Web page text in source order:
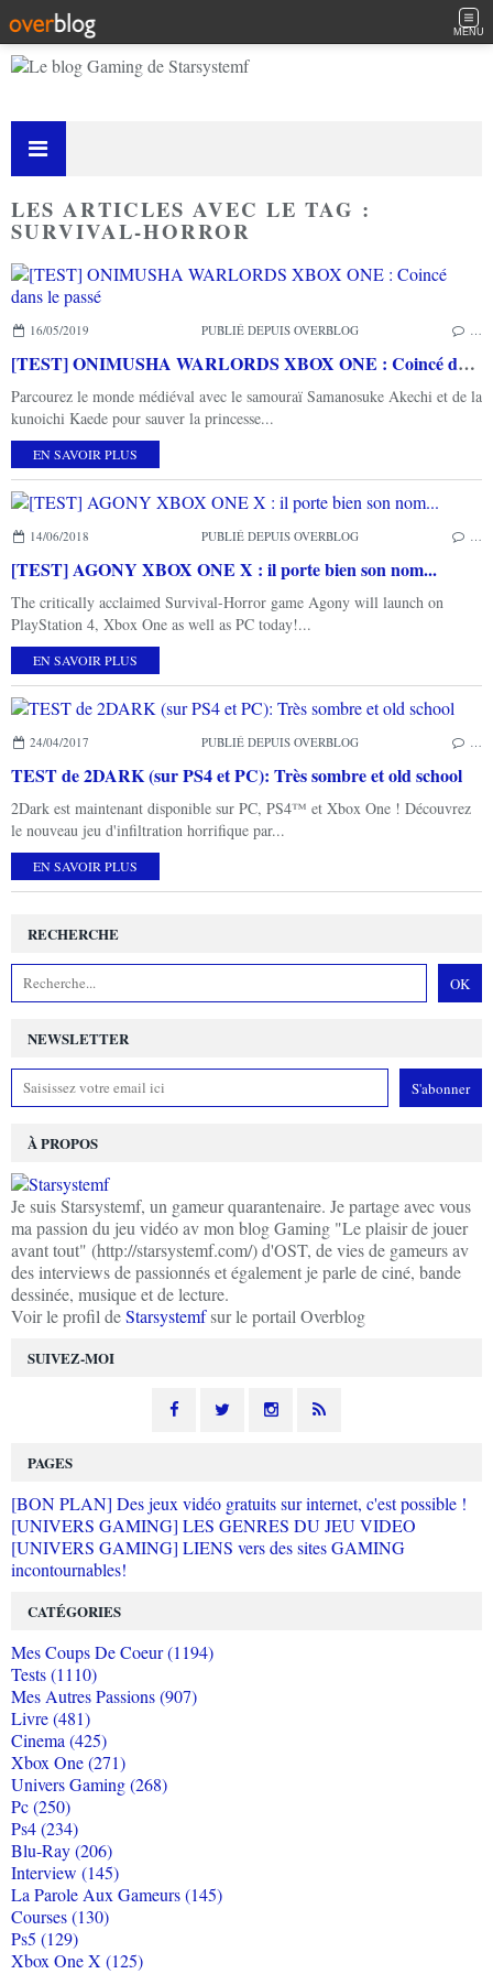
MENU
LES ARTICLES AVEC LE TAG :
SURVIVAL-HORROR
16/05/2019 PUBLIÉ DEPUIS OVERBLOG
[TEST] ONIMUSHA WARLORDS XBOX ONE : Coincé dans le passé
Parcourez le monde médiéval avec le samouraï Samanosuke Akechi et de la
kunoichi Kaede pour sauver la princesse...
EN SAVOIR PLUS
14/06/2018 PUBLIÉ DEPUIS OVERBLOG
[TEST] AGONY XBOX ONE X : il porte bien son nom...
The critically acclaimed Survival-Horror game Agony will launch on
PlayStation 4, Xbox One as well as PC today!...
EN SAVOIR PLUS
24/04/2017 PUBLIÉ DEPUIS OVERBLOG
TEST de 2DARK (sur PS4 et PC): Très sombre et old school
2Dark est maintenant disponible sur PC, PS4™ et Xbox One ! Découvrez
le nouveau jeu d'infiltration horrifique par...
EN SAVOIR PLUS
NEWSLETTER
SUIVEZ-MOI
RECHERCHE
À PROPOS
Je suis Starsystemf, un gameur quarantenaire. Je partage avec vous
ma passion du jeu vidéo av mon blog Gaming "Le plaisir de jouer
avant tout" (http://starsystemf.com/) d'OST, de vies de gameurs av
des interviews de passionnés et également je parle de ciné, bande
dessinée, musique et de lecture.
Voir le profil deStarsystemfsur le portail Overblog
PAGES
[BON PLAN] Des jeux vidéo gratuits sur internet, c'est possible !
[UNIVERS GAMING] LES GENRES DU JEU VIDEO
[UNIVERS GAMING] LIENS vers des sites GAMING
incontournables!
CATÉGORIES
Mes Coups De Coeur (1194)
Tests (1110)
Mes Autres Passions (907)
Livre (481)
Cinema (425)
Xbox One (271)
Univers Gaming (268)
Pc (250)
Ps4 (234)
Blu-Ray (206)
Interview (145)
La Parole Aux Gameurs (145)
Courses (130)
Ps5 (129)
Xbox One X (125)